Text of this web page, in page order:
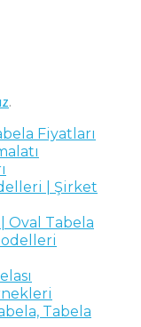
.
Fiyatları
| Şirket
Oval Tabela
Tabela